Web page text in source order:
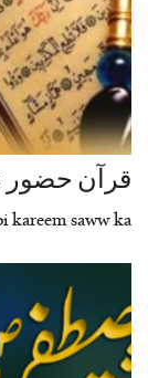
قرآن حضور
saww ka…